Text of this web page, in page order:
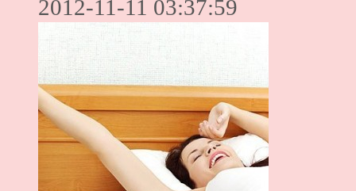
2012-11-11 03:37:59